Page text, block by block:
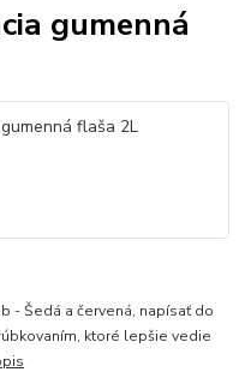
gumenná
- Šedá a červená, napísať do
ktoré lepšie vedie